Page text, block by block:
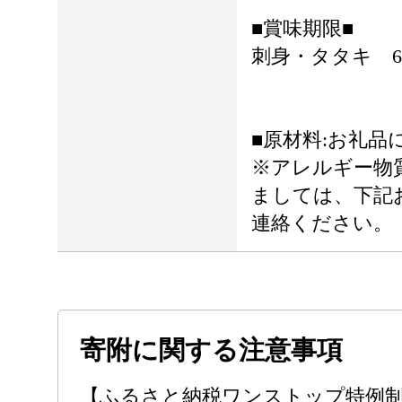
■賞味期限■
刺身・タタキ
■原材料:お礼品
※アレルギー物
ましては、下
連絡ください。
寄附に関する注意事項
【ふるさと納税ワンストップ特例